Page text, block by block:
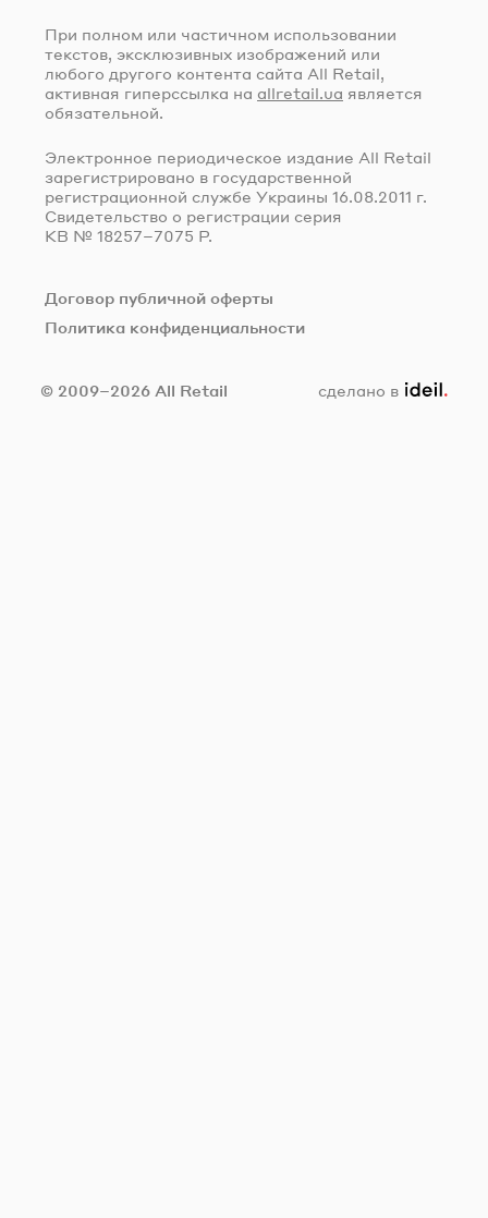
При полном или частичном использовании
текстов, эксклюзивных изображений или
любого другого контента сайта All Retail,
активная гиперссылка на allretail.ua является
обязательной.
Электронное периодическое издание All Retail
зарегистрировано в государственной
регистрационной службе Украины 16.08.2011 г.
Свидетельство о регистрации серия
КВ № 18257–7075 Р.
Договор публичной оферты
Политика конфиденциальности
© 2009–2026 All Retail сделано в ideil.